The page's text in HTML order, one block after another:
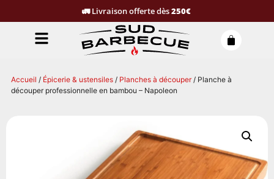
🚛Livraison offerte dès250€
Accueil / Épicerie & ustensiles / Planches à découper/ Planche à
découper professionnelle en bambou – Napoleon